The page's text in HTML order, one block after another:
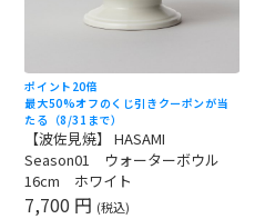
ポイント20倍
最大50%オフのくじ引きクーポンが当
たる（8/31まで）
【波佐見焼】 HASAMI
Season01 ウォーターボウル
16cm ホワイト
7,700 円 (税込)